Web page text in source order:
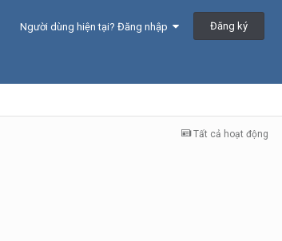
Người dùng hiện tại? Đăng nhập Đăng ký
Tất cả hoạt động